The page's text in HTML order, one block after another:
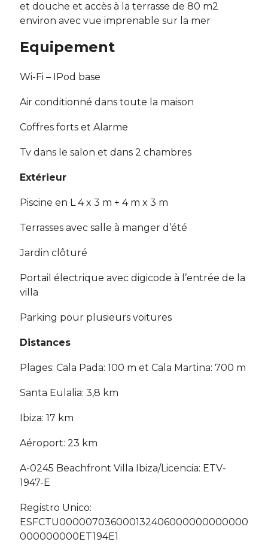
et douche et accès à la terrasse de 80 m2
environ avec vue imprenable sur la mer
Equipement
Wi-Fi – IPod base
Air conditionné dans toute la maison
Coffres forts et Alarme
Tv dans le salon et dans 2 chambres
Extérieur
Piscine en L 4 x 3 m + 4 m x 3 m
Terrasses avec salle à manger d’été
Jardin clôturé
Portail électrique avec digicode à l’entrée de la
villa
Parking pour plusieurs voitures
Distances
Plages: Cala Pada: 100 m et Cala Martina: 700 m
Santa Eulalia: 3,8 km
Ibiza: 17 km
Aéroport: 23 km
A-0245 Beachfront Villa Ibiza/Licencia: ETV-
1947-E
Registro Unico:
ESFCTU000007036000132406000000000000
000000000ET194E1